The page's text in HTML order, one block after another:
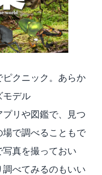
クニック。あらか
モデル
リや図鑑で、見つ
で調べることもで
真を撮っておい
べてみるのもいい